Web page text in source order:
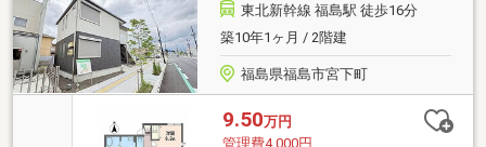
東北新幹線 福島駅 徒歩16分
築10年1ヶ月 / 2階建
福島県福島市宮下町
9.50万円
管理費4,000円